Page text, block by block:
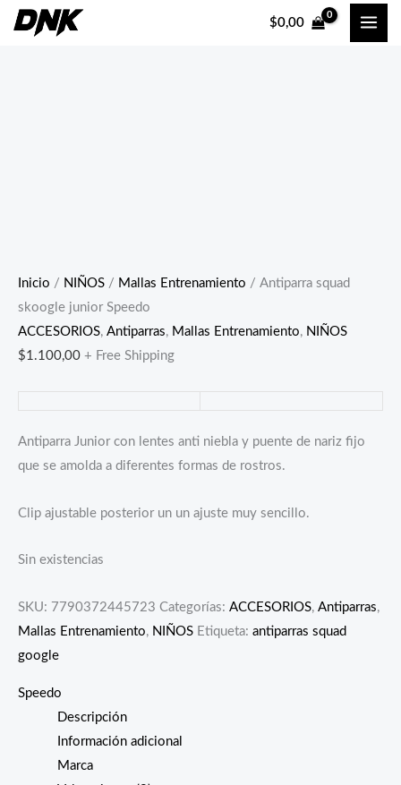
$0,00
Inicio / NIÑOS / Mallas Entrenamiento / Antiparra squad
skoogle junior Speedo
ACCESORIOS, Antiparras, Mallas Entrenamiento, NIÑOS
$1.100,00 + Free Shipping
Antiparra Junior con lentes anti niebla y puente de nariz fijo
que se amolda a diferentes formas de rostros.
Clip ajustable posterior un un ajuste muy sencillo.
Sin existencias
SKU: 7790372445723 Categorías: ACCESORIOS, Antiparras,
Mallas Entrenamiento, NIÑOS Etiqueta: antiparras squad
google
Speedo
Descripción
Información adicional
Marca